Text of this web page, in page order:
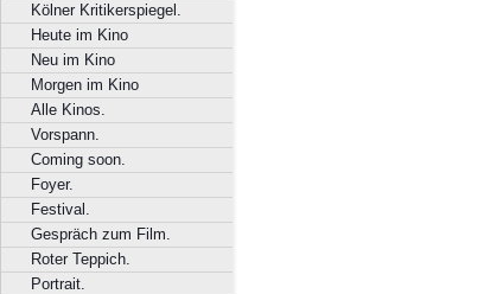
Kölner Kritikerspiegel.
Heute im Kino
Neu im Kino
Morgen im Kino
Alle Kinos.
Vorspann.
Coming soon.
Foyer.
Festival.
Gespräch zum Film.
Roter Teppich.
Portrait.